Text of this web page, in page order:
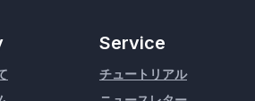
Service
チュートリアル